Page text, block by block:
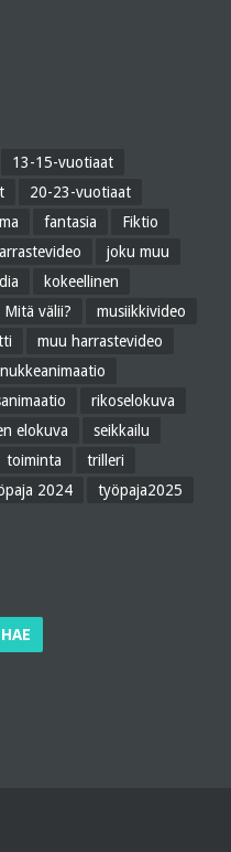
13-15-vuotiaat
20-23-vuotiaat
fantasia
Fiktio
joku muu
kokeellinen
Mitä välii?
musiikkivideo
muu harrastevideo
nukkeanimaatio
rikoselokuva
elokuva
seikkailu
toiminta
trilleri
2024
työpaja2025